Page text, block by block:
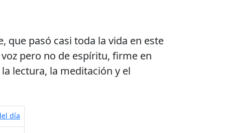
que pasó casi toda la vida en este
pero no de espíritu, firme en
lectura, la meditación y el
día